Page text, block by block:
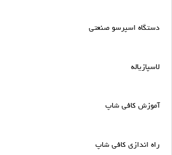
دستگاه اسپرسو صنعتی
لاسپازیاله
آموزش کافی شاپ
راه اندازی کافی شاپ